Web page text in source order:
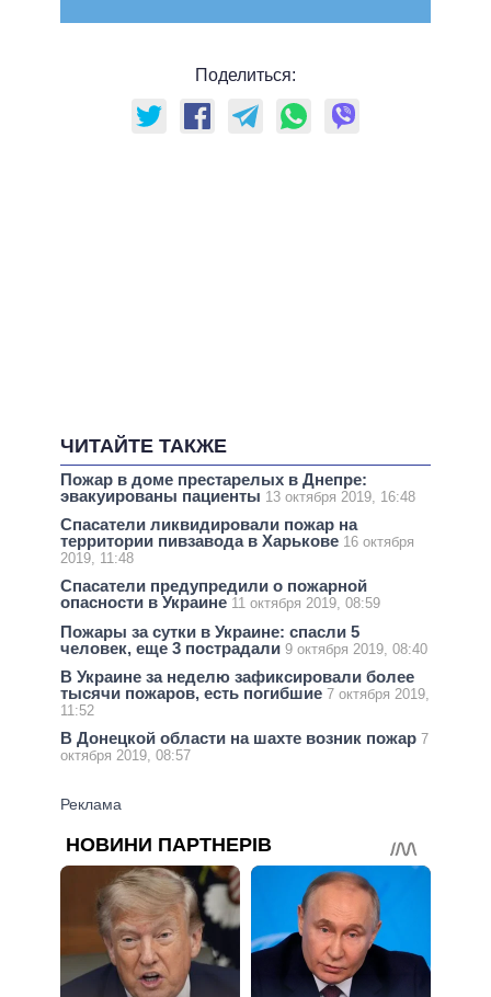
Поделиться:
ЧИТАЙТЕ ТАКЖЕ
Пожар в доме престарелых в Днепре:
эвакуированы пациенты 13 октября 2019, 16:48
Спасатели ликвидировали пожар на
территории пивзавода в Харькове 16 октября
2019, 11:48
Спасатели предупредили о пожарной
опасности в Украине 11 октября 2019, 08:59
Пожары за сутки в Украине: спасли 5
человек, еще 3 пострадали 9 октября 2019, 08:40
В Украине за неделю зафиксировали более
тысячи пожаров, есть погибшие 7 октября 2019,
11:52
В Донецкой области на шахте возник пожар 7
октября 2019, 08:57